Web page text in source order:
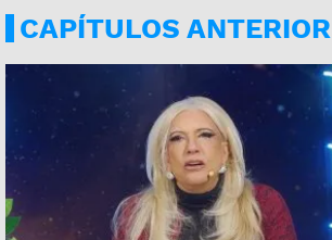
CAPÍTULOS